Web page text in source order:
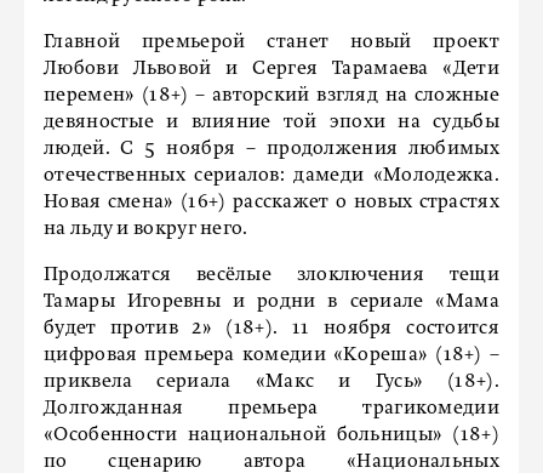
Главной премьерой станет новый проект
Любови Львовой и Сергея Тарамаева «Дети
перемен» (18+) – авторский взгляд на сложные
девяностые и влияние той эпохи на судьбы
людей. С 5 ноября – продолжения любимых
отечественных сериалов: дамеди «Молодежка.
Новая смена» (16+) расскажет о новых страстях
на льду и вокруг него.
Продолжатся весёлые злоключения тещи
Тамары Игоревны и родни в сериале «Мама
будет против 2» (18+). 11 ноября состоится
цифровая премьера комедии «Кореша» (18+) –
приквела сериала «Макс и Гусь» (18+).
Долгожданная премьера трагикомедии
«Особенности национальной больницы» (18+)
по сценарию автора «Национальных